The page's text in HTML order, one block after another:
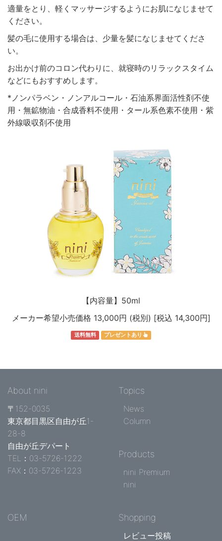
適量をとり、軽くマッサージするようにお肌になじませて
ください。
髪の毛に使用する場合は、少量を髪になじませてくださ
い。
お出かけ前のコロン代わりに、就寝時のリラックスタイム
などにもおすすめします。
*ノンパラベン・ノンアルコール・石油系界面活性剤不使
用・無鉱物油・合成香料不使用・タール系色素不使用・紫
外線吸収剤不使用
【内容量】50ml
メーカー希望小売価格 13,000円 (税別) [税込 14,300円]
送料無料 プレゼントあり
About nini
〒152-0035
東京都目黒区自由が丘1-
28-8
自由が丘デパート
TEL：03-5726-1222
FAX：03-5726-1223
Topics
News
Column
Products
nini Premium
nini
OEM Shopping
レビュー投稿